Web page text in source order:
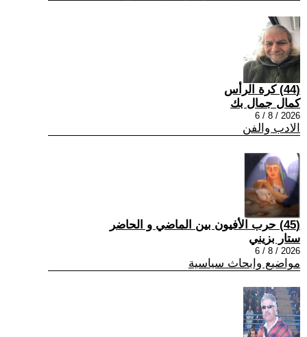
(44) كرة الرأس
كمال جمال بك
2026 / 8 / 6
الادب والفن
(45) حرب الأفيون بين الماضي و الحاضر
ستار بزيني
2026 / 8 / 6
مواضيع وابحاث سياسية